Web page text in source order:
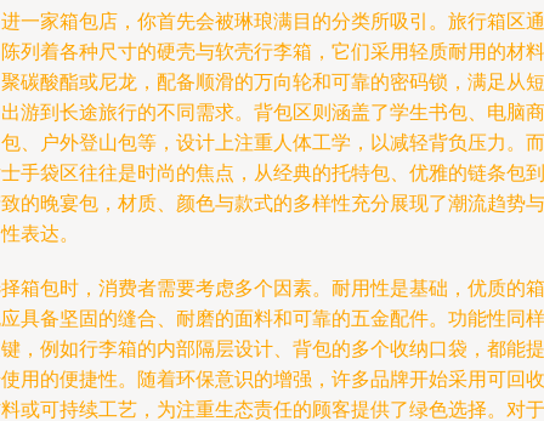
一家箱包店，你首先会被琳琅满目的分类所吸引。旅行箱区通
列着各种尺寸的硬壳与软壳行李箱，它们采用轻质耐用的材料
碳酸酯或尼龙，配备顺滑的万向轮和可靠的密码锁，满足从短
游到长途旅行的不同需求。背包区则涵盖了学生书包、电脑商
、户外登山包等，设计上注重人体工学，以减轻背负压力。而
手袋区往往是时尚的焦点，从经典的托特包、优雅的链条包到
的晚宴包，材质、颜色与款式的多样性充分展现了潮流趋势与
表达。
箱包时，消费者需要考虑多个因素。耐用性是基础，优质的箱
具备坚固的缝合、耐磨的面料和可靠的五金配件。功能性同样
，例如行李箱的内部隔层设计、背包的多个收纳口袋，都能提
用的便捷性。随着环保意识的增强，许多品牌开始采用可回收
或可持续工艺，为注重生态责任的顾客提供了绿色选择。对于